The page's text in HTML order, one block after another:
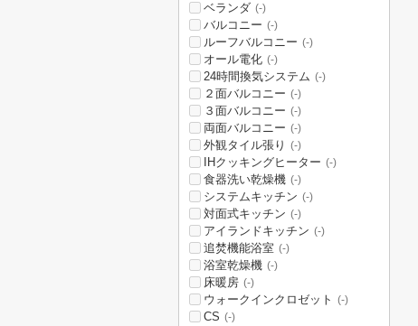
ベランダ (-)
バルコニー (-)
ルーフバルコニー (-)
オール電化 (-)
24時間換気システム (-)
２面バルコニー (-)
３面バルコニー (-)
両面バルコニー (-)
外観タイル張り (-)
IHクッキングヒーター (-)
食器洗い乾燥機 (-)
システムキッチン (-)
対面式キッチン (-)
アイランドキッチン (-)
追焚機能浴室 (-)
浴室乾燥機 (-)
床暖房 (-)
ウォークインクロゼット (-)
CS (-)